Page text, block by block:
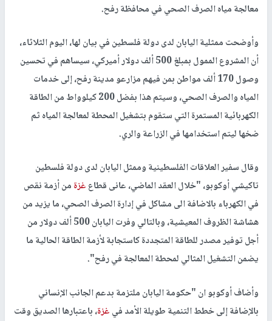
معالجة مياه الصرف الصحي في محافظة رفح.
وأوضحت ممثلية اليابان لدى دولة فلسطين في بيان لها، اليوم الثلاثاء،
أن المشروع الممول بمبلغ 500 ألف دولار أميركي، سيساهم في تحسين
وصول 170 ألف مواطن بمن فيهم مزارعو مدينة رفح، إلى خدمات
المياه والصرف الصحي، وسيتم هذا بفضل 200 كيلوواط من الطاقة
الكهربائية المستمرة التي ستقوم بتشغيل المحطة لمعالجة المياه ثم
ضخها ليتم استخدامها في الزراعة والري.
وقال سفير العلاقات الفلسطينية وممثل اليابان لدى دولة فلسطين
تاكيشي أوكوبو، "خلال العقد الماضي، عانى قطاعغزةمن أزمة نقص
في الكهرباء بالاضافة الى مشاكل في إدارة الصرف الصحي، ما يزيد من
هشاشة الظروف المعيشية، وبالتالي وفرت اليابان 500 ألف دولار من
أجل توفير مصدر للطاقة المتجددة كاستجابة لأزمة الطاقة الحالية ما
يضمن التشغيل المثالي لمحطة المعالجة في رفح".
وأضاف أوكوبو ان "حكومة اليابان ملتزمة بدعم الجانب الإنساني
بالإضافة إلى خطط التنمية طويلة الأمد فيغزة، باعتبارها الصديق وقت